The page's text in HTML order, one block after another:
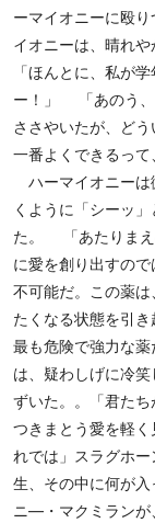
ーマイオニーに殴
イオニーは、晴れや
「ほんとに、私が
ー！」 「あのう、
ささやいたが、ど
一番よくできるっ
ハーマイオニーは
くように「シーッ
た。 「あたりまえ
に愛を創り出すの
不可能だ。この薬
たくなる状態を引
最も危険で強力な
は、疑わしげに冷
ずいた。。「君た
つきまとう愛を軽
れでは」スラグホ
生、その中に何が
ニ―・マクミランが